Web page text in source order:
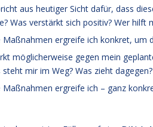
aus heutiger Sicht dafür, dass
Was verstärkt sich positiv? Wer hilft
Maßnahmen ergreife ich konkret, um
möglicherweise gegen mein
mir im Weg? Was zieht dagegen?
Maßnahmen ergreife ich – ganz